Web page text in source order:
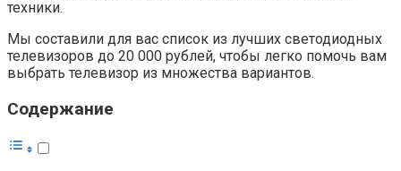
техники.
Мы составили для вас список из лучших светодиодных
телевизоров до 20 000 рублей, чтобы легко помочь вам
выбрать телевизор из множества вариантов.
Содержание